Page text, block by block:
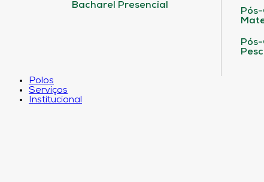
Bacharel Presencial
Polos
Serviços
Institucional